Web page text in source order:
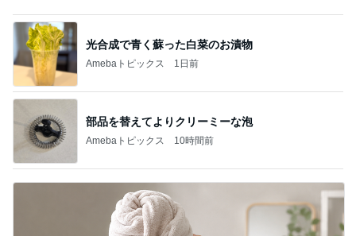
記事を読む
普段使いとレジャー用の日焼け止め
Amebaトピックス
津久井教生 無事終了したPCメンテ
Amebaトピックス